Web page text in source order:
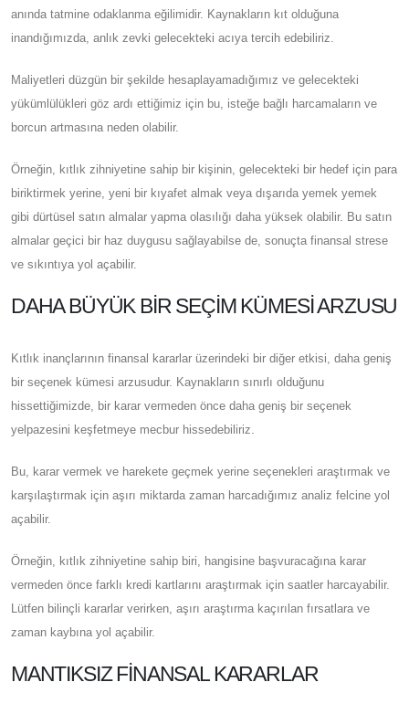
anında tatmine odaklanma eğilimidir. Kaynakların kıt olduğuna
inandığımızda, anlık zevki gelecekteki acıya tercih edebiliriz.
Maliyetleri düzgün bir şekilde hesaplayamadığımız ve gelecekteki
yükümlülükleri göz ardı ettiğimiz için bu, isteğe bağlı harcamaların ve
borcun artmasına neden olabilir.
Örneğin, kıtlık zihniyetine sahip bir kişinin, gelecekteki bir hedef için para
biriktirmek yerine, yeni bir kıyafet almak veya dışarıda yemek yemek
gibi dürtüsel satın almalar yapma olasılığı daha yüksek olabilir. Bu satın
almalar geçici bir haz duygusu sağlayabilse de, sonuçta finansal strese
ve sıkıntıya yol açabilir.
DAHA BÜYÜK BIR SEÇIM KÜMESI ARZUSU
Kıtlık inançlarının finansal kararlar üzerindeki bir diğer etkisi, daha geniş
bir seçenek kümesi arzusudur. Kaynakların sınırlı olduğunu
hissettiğimizde, bir karar vermeden önce daha geniş bir seçenek
yelpazesini keşfetmeye mecbur hissedebiliriz.
Bu, karar vermek ve harekete geçmek yerine seçenekleri araştırmak ve
karşılaştırmak için aşırı miktarda zaman harcadığımız analiz felcine yol
açabilir.
Örneğin, kıtlık zihniyetine sahip biri, hangisine başvuracağına karar
vermeden önce farklı kredi kartlarını araştırmak için saatler harcayabilir.
Lütfen bilinçli kararlar verirken, aşırı araştırma kaçırılan fırsatlara ve
zaman kaybına yol açabilir.
MANTIKSIZ FINANSAL KARARLAR